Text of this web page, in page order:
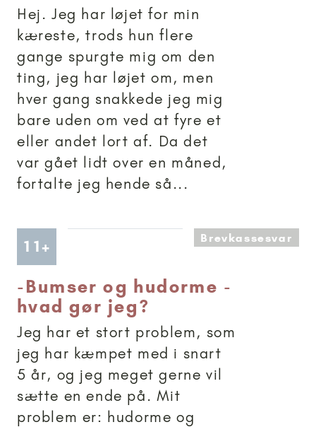
Hej. Jeg har løjet for min
kæreste, trods hun flere
gange spurgte mig om den
ting, jeg har løjet om, men
hver gang snakkede jeg mig
bare uden om ved at fyre et
eller andet lort af. Da det
var gået lidt over en måned,
fortalte jeg hende så...
11+ Artikler anbefalet til 11+Brevkassesvar
-Bumser og hudorme -
hvad gør jeg?
Jeg har et stort problem, som
jeg har kæmpet med i snart
5 år, og jeg meget gerne vil
sætte en ende på. Mit
problem er: hudorme og